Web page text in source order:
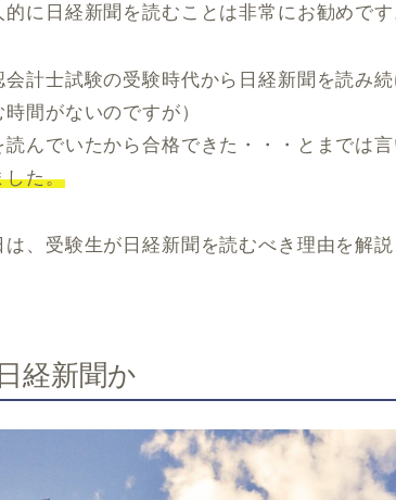
的に日経新聞を読むことは非常にお勧めです
会計士試験の受験時代から日経新聞を読み
間がないのですが）
読んでいたから合格できた・・・とまでは
した。
は、受験生が日経新聞を読むべき理由を解説
経新聞か